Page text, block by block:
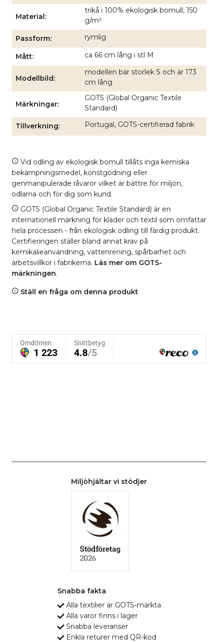
Material
trikå i 100% ekologisk bomull, 150
g/m²
Passform rymlig
Mått ca 66 cm lång i stl M
Modellbild
modellen bär storlek S och är 173
cm lång
Märkningar
GOTS (Global Organic Textile
Standard)
Tillverkning Portugal, GOTS-certifierad fabrik
Vid odling av ekologisk bomull tillåts inga kemiska
bekämpningsmedel, konstgödning eller
genmanipulerade råvaror vilket är bättre för miljön,
odlarna och för dig som kund.
GOTS (Global Organic Textile Standard) är en
internationell märkning för kläder och textil som omfattar
hela processen - från ekologisk odling till färdig produkt.
Certifieringen ställer bland annat krav på
kemikalieanvändning, vattenrening, spårbarhet och
arbetsvillkor i fabrikerna. Läs mer om GOTS-
märkningen.
Ställ en fråga om denna produkt
Miljöhjältar vi stödjer
Snabba fakta
Alla textilier är GOTS-märkta
Alla varor finns i lager
Snabba leveranser
Enkla returer med QR-kod